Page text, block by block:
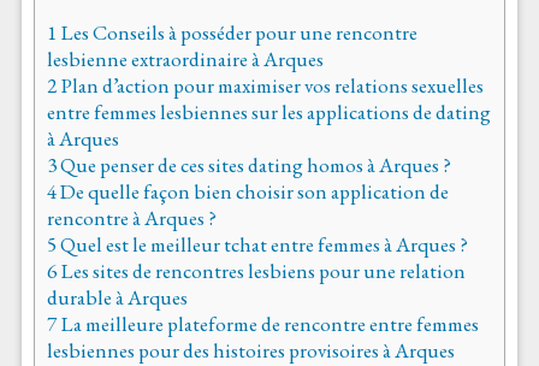
1 Les Conseils à posséder pour une rencontre
lesbienne extraordinaire à Arques
2Plan d’action pour maximiser vos relations sexuelles
entre femmes lesbiennes sur les applications de dating
à Arques
3Que penser de ces sites dating homos à Arques ?
4De quelle façon bien choisir son application de
rencontre à Arques ?
5Quel est le meilleur tchat entre femmes à Arques ?
6Les sites de rencontres lesbiens pour une relation
durable à Arques
7La meilleure plateforme de rencontre entre femmes
lesbiennes pour des histoires provisoires à Arques